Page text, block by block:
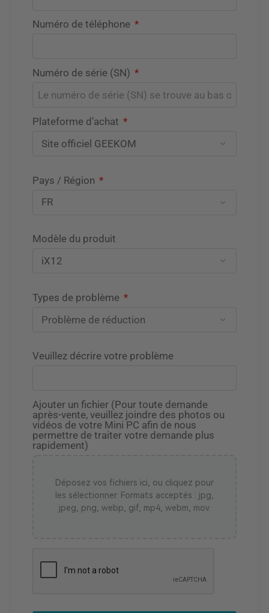
Numéro de téléphone
Numéro de série (SN)
Plateforme d’achat
Pays / Région
Modèle du produit
Types de problème
Veuillez décrire votre problème
Ajouter un fichier (Pour toute demande
après-vente, veuillez joindre des photos ou
vidéos de votre Mini PC afin de nous
permettre de traiter votre demande plus
rapidement)